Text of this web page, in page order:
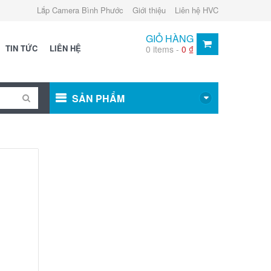
Lắp Camera Bình Phước Giới thiệu Liên hệ HVC
TIN TỨC LIÊN HỆ
GIỎ HÀNG
0 items -0 ₫
SẢN PHẨM